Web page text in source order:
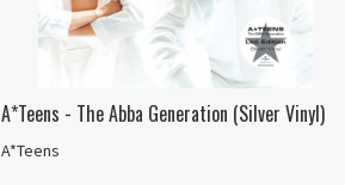
A*Teens - The Abba Generation (Silver Vinyl)
A*Teens